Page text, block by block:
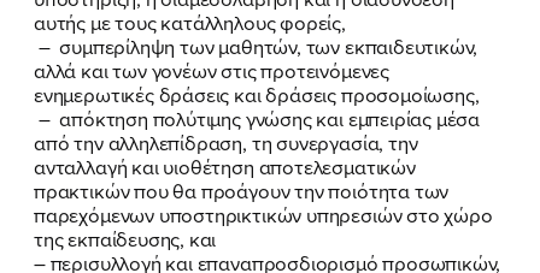
ΠΟΙΑ ΕΙΜΑΙ
αυτής με τους κατάλληλους φορείς,
– συμπερίληψη των μαθητών, των εκπαιδευτικών,
αλλά και των γονέων στις προτεινόμενες
ενημερωτικές δράσεις και δράσεις προσομοίωσης,
– απόκτηση πολύτιμης γνώσης και εμπειρίας μέσα
από την αλληλεπίδραση, τη συνεργασία, την
ανταλλαγή και υιοθέτηση αποτελεσματικών
πρακτικών που θα προάγουν την ποιότητα των
παρεχόμενων υποστηρικτικών υπηρεσιών στο χώρο
της εκπαίδευσης, και
– περισυλλογή και επαναπροσδιορισμό προσωπικών,